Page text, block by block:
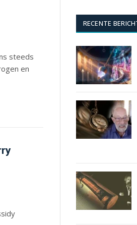
steeds
en
RECENTE